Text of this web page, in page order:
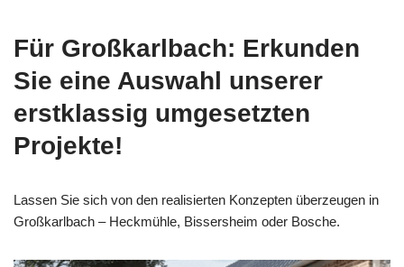
Für Großkarlbach: Erkunden
Sie eine Auswahl unserer
erstklassig umgesetzten
Projekte!
Lassen Sie sich von den realisierten Konzepten überzeugen in
Großkarlbach – Heckmühle, Bissersheim oder Bosche.